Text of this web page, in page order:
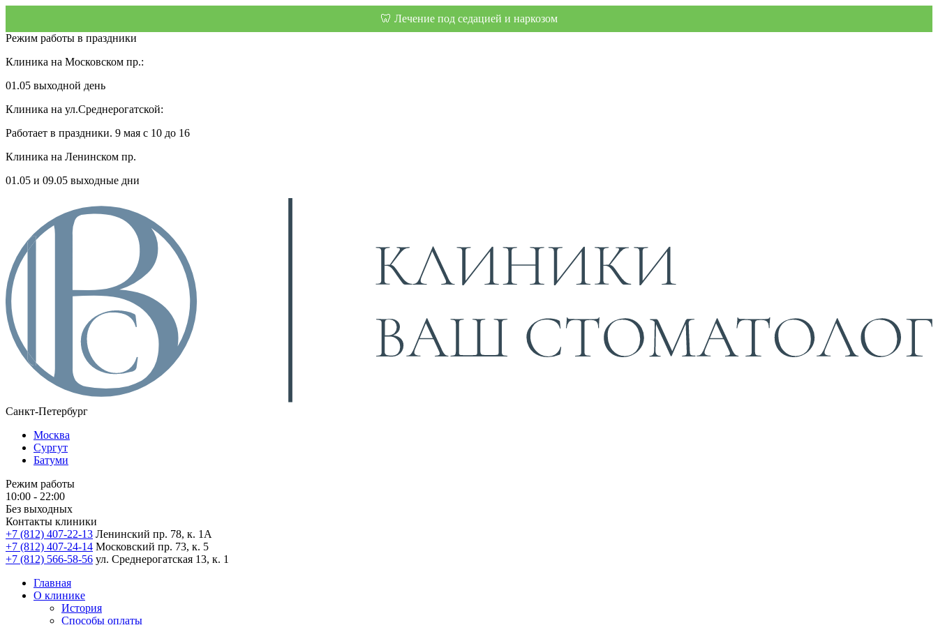
🦷 Лечение под седацией и наркозом
Режим работы в праздники
Клиника на Московском пр.:
01.05 выходной день
Клиника на ул.Среднерогатской:
Работает в праздники. 9 мая с 10 до 16
Клиника на Ленинском пр.
01.05 и 09.05 выходные дни
Санкт-Петербург
Москва
Сургут
Батуми
Режим работы
10:00 - 22:00
Без выходных
Контакты клиники
+7 (812) 407-22-13 Ленинский пр. 78, к. 1А
+7 (812) 407-24-14 Московский пр. 73, к. 5
+7 (812) 566-58-56 ул. Среднерогатская 13, к. 1
Главная
О клинике
История
Способы оплаты